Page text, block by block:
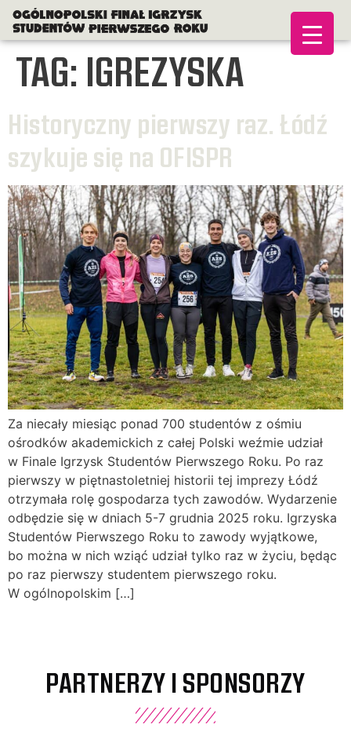
TAG: IGREZYSKA
Historyczny pierwszy raz. Łódź
szykuje się na OFISPR
Za niecały miesiąc ponad 700 studentów z ośmiu
ośrodków akademickich z całej Polski weźmie udział
w Finale Igrzysk Studentów Pierwszego Roku. Po raz
pierwszy w piętnastoletniej historii tej imprezy Łódź
otrzymała rolę gospodarza tych zawodów. Wydarzenie
odbędzie się w dniach 5-7 grudnia 2025 roku. Igrzyska
Studentów Pierwszego Roku to zawody wyjątkowe,
bo można w nich wziąć udział tylko raz w życiu, będąc
po raz pierwszy studentem pierwszego roku.
W ogólnopolskim […]
PARTNERZY I SPONSORZY